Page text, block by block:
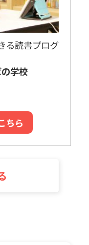
る読書プログ
学校
ちら